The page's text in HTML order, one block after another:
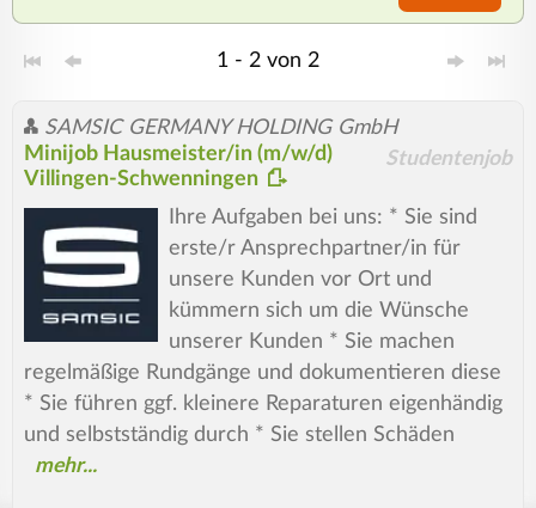
1 - 2 von 2
SAMSIC GERMANY HOLDING GmbH
Studentenjob
Minijob Hausmeister/in (m/w/d)
Villingen-Schwenningen
Ihre Aufgaben bei uns: * Sie sind
erste/r Ansprechpartner/in für
unsere Kunden vor Ort und
kümmern sich um die Wünsche
unserer Kunden * Sie machen
regelmäßige Rundgänge und dokumentieren diese
* Sie führen ggf. kleinere Reparaturen eigenhändig
und selbstständig durch * Sie stellen Schäden